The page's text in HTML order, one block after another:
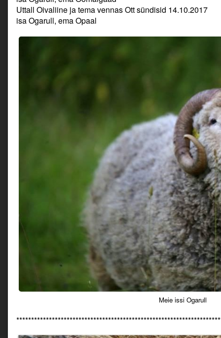
Uttall Oivaliine ja tema vennas Ott sündisid 14.10.2017
isa Ogarull, ema Opaal
Meie issi Ogarull